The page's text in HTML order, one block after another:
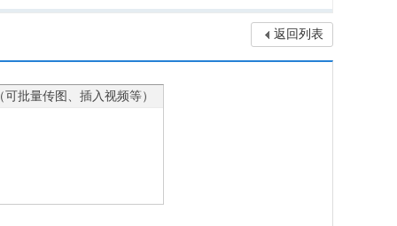
返回列表
可批量传图、插入视频等）